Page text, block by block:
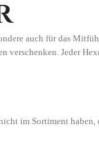
auch für das
verschenken. Jeder
im Sortiment haben,